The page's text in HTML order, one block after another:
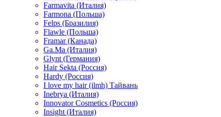
Farmavita (Италия)
Farmona (Польша)
Felps (Бразилия)
Flawle (Польша)
Framar (Канада)
Ga.Ma (Италия)
Glynt (Германия)
Hair Sekta (Россия)
Hardy (Россия)
I love my hair (ilmh) Тайвань
Inebrya (Италия)
Innovator Cosmetics (Россия)
Insight (Италия)